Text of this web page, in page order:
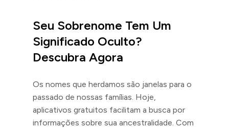
Seu Sobrenome Tem Um
Significado Oculto?
Descubra Agora
Os nomes que herdamos são janelas para o
passado de nossas famílias. Hoje,
aplicativos gratuitos facilitam a busca por
informações sobre sua ancestralidade. Com